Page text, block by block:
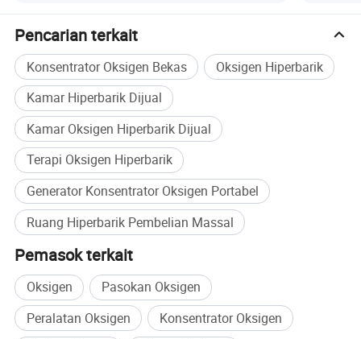
Setelan Tekanan yang dapat disetel
Beberapa tingkat tekanan preset memungkinkan sesi yang
disesuaikan berdasarkan kenyamanan pengguna dan sasaran
pemulihan.
Fitur Keselamatan yang lebih baik
Katup pelepas tekanan, perlindungan temperatur berlebih, dan
dekompresi darurat memastikan pengoperasian bebas cemas.
Hemat energi
Konsumsi daya yang rendah menjaga biaya pengoperasian tetap
minimal dan tetap menjaga kinerja yang konsisten.
Model soft shell dapat dilipat dan dipindahkan dengan mudah
antara ruangan atau lokasi, ideal untuk bisnis kebugaran di lokasi
multi lokasi.
Pencarian terkait
Konsentrator Oksigen Bekas
Oksigen Hiperbarik
Kamar Hiperbarik Dijual
Kamar Oksigen Hiperbarik Dijual
Terapi Oksigen Hiperbarik
Generator Konsentrator Oksigen Portabel
Ruang Hiperbarik Pembelian Massal
Pemasok terkait
Oksigen
Pasokan Oksigen
Peralatan Oksigen
Konsentrator Oksigen